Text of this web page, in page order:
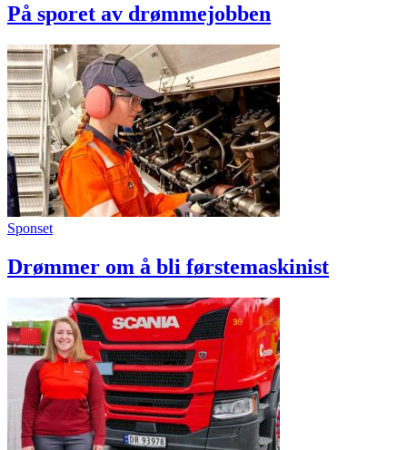
På sporet av drømmejobben
Sponset
Drømmer om å bli førstemaskinist